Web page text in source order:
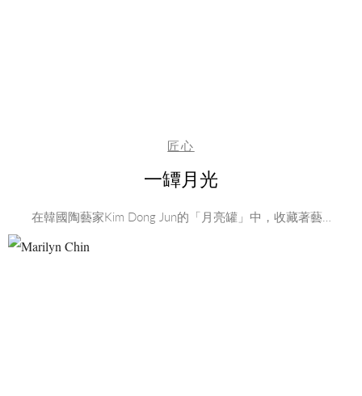
匠心
一罈月光
在韓國陶藝家Kim Dong Jun的「月亮罐」中，收藏著藝…